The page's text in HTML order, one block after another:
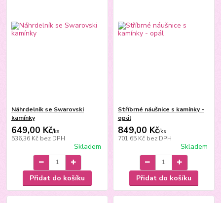
Náhrdelník se Swarovski
kamínky
649,00 Kč/ks
536,36 Kč bez DPH
Skladem
Přidat do košíku
Stříbrné náušnice s kamínky -
opál
849,00 Kč/ks
701,65 Kč bez DPH
Skladem
Přidat do košíku